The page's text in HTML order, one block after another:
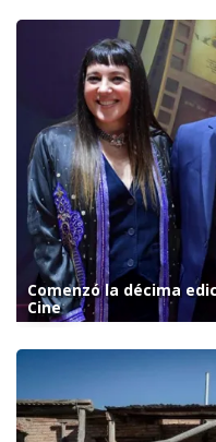
Comenzó la décima
Cine